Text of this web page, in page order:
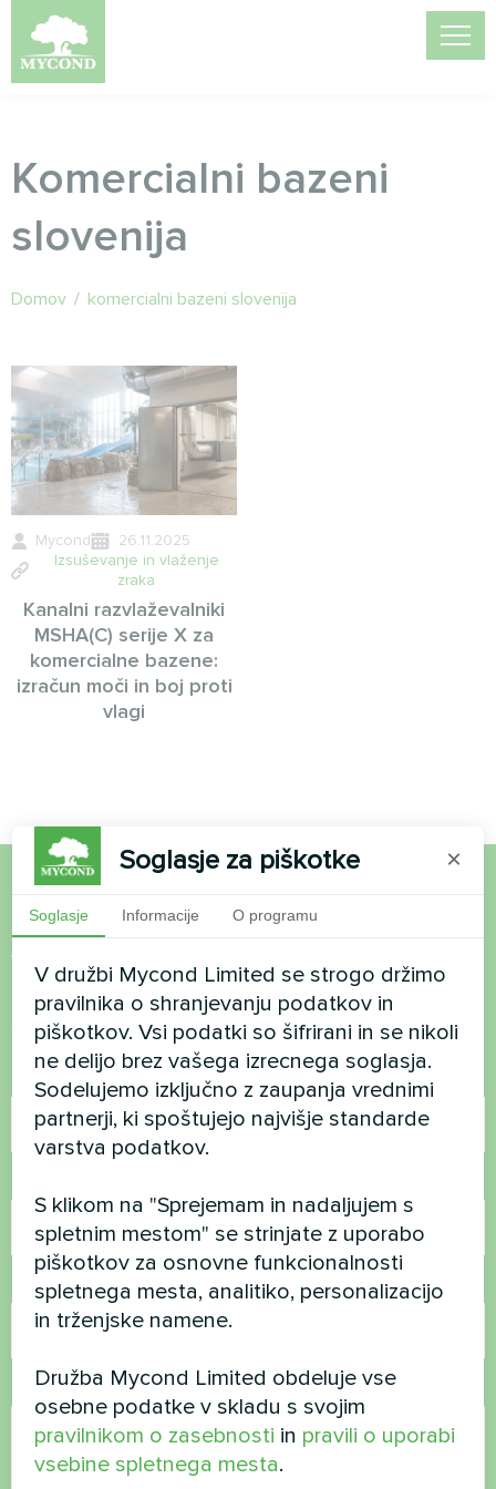
Komercialni bazeni
slovenija
Domov / komercialni bazeni slovenija
Mycond
26.11.2025
Izsuševanje in vlaženje
zraka
Kanalni razvlaževalniki
MSHA(C) serije X za
komercialne bazene:
izračun moči in boj proti
vlagi
Želite kupiti ali imate
vprašanja?
Stopite v stik z nami in pomagali vam bomo
Ime
E-pošta
Komentar
Soglasje za piškotke ×
Soglasje Informacije O programu
V družbi Mycond Limited se strogo držimo
pravilnika o shranjevanju podatkov in
piškotkov. Vsi podatki so šifrirani in se nikoli
ne delijo brez vašega izrecnega soglasja.
Sodelujemo izključno z zaupanja vrednimi
partnerji, ki spoštujejo najvišje standarde
varstva podatkov.
S klikom na "Sprejemam in nadaljujem s
spletnim mestom" se strinjate z uporabo
piškotkov za osnovne funkcionalnosti
spletnega mesta, analitiko, personalizacijo
in trženjske namene.
Družba Mycond Limited obdeluje vse
osebne podatke v skladu s svojim
pravilnikom o zasebnosti in pravili o uporabi
vsebine spletnega mesta.